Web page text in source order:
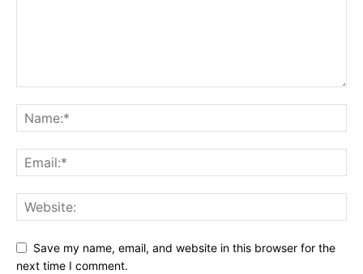
Save my name, email, and website in this browser for the
next time I comment.